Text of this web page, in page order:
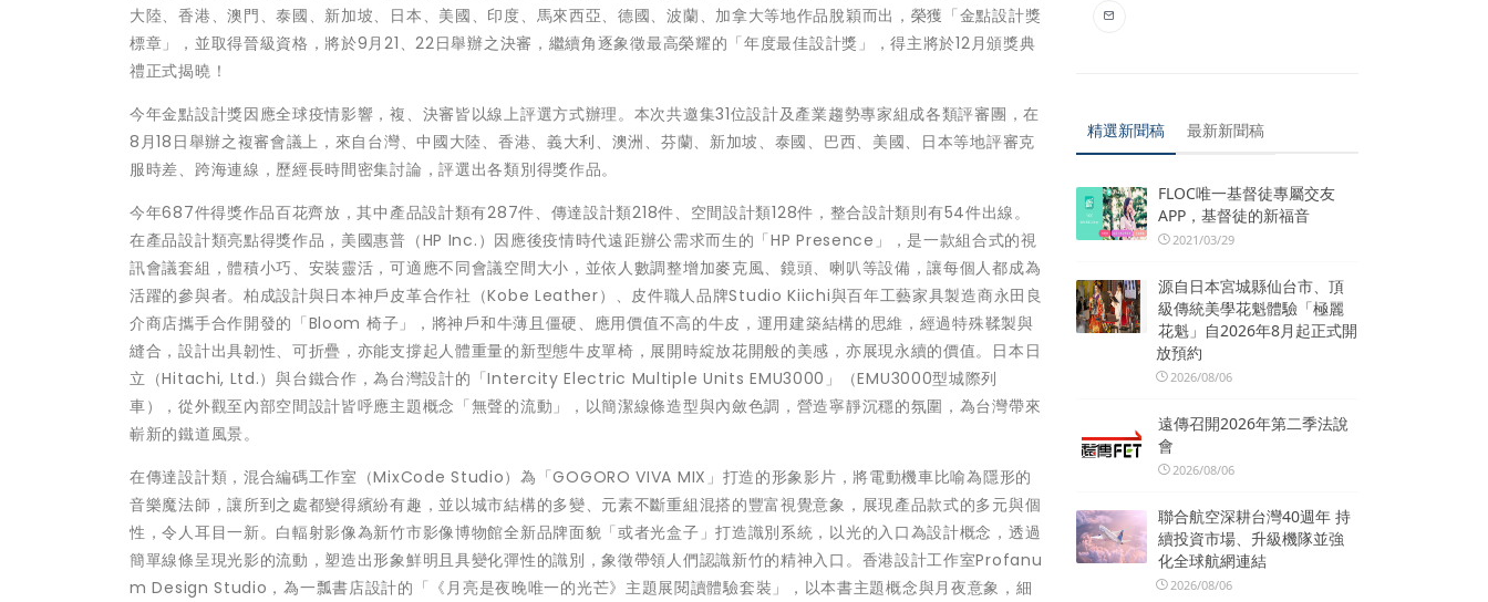
大陸、香港、澳門、泰國、新加坡、日本、美國、印度、馬來西亞、德國、波蘭、加拿大等地作品脫穎而出，榮獲「金點設計獎
標章」，並取得晉級資格，將於9月21、22日舉辦之決審，繼續角逐象徵最高榮耀的「年度最佳設計獎」，得主將於12月頒獎典
禮正式揭曉！
今年金點設計獎因應全球疫情影響，複、決審皆以線上評選方式辦理。本次共邀集31位設計及產業趨勢專家組成各類評審團，在
8月18日舉辦之複審會議上，來自台灣、中國大陸、香港、義大利、澳洲、芬蘭、新加坡、泰國、巴西、美國、日本等地評審克
服時差、跨海連線，歷經長時間密集討論，評選出各類別得獎作品。
今年687件得獎作品百花齊放，其中產品設計類有287件、傳達設計類218件、空間設計類128件，整合設計類則有54件出線。
在產品設計類亮點得獎作品，美國惠普（HP Inc.）因應後疫情時代遠距辦公需求而生的「HP Presence」，是一款組合式的視
訊會議套組，體積小巧、安裝靈活，可適應不同會議空間大小，並依人數調整增加麥克風、鏡頭、喇叭等設備，讓每個人都成為
活躍的參與者。柏成設計與日本神戶皮革合作社（Kobe Leather）、皮件職人品牌Studio Kiichi與百年工藝家具製造商永田良
介商店攜手合作開發的「Bloom 椅子」，將神戶和牛薄且僵硬、應用價值不高的牛皮，運用建築結構的思維，經過特殊鞣製與
縫合，設計出具韌性、可折疊，亦能支撐起人體重量的新型態牛皮單椅，展開時綻放花開般的美感，亦展現永續的價值。日本日
立（Hitachi, Ltd.）與台鐵合作，為台灣設計的「Intercity Electric Multiple Units EMU3000」（EMU3000型城際列
車），從外觀至內部空間設計皆呼應主題概念「無聲的流動」，以簡潔線條造型與內斂色調，營造寧靜沉穩的氛圍，為台灣帶來
嶄新的鐵道風景。
在傳達設計類，混合編碼工作室（MixCode Studio）為「GOGORO VIVA MIX」打造的形象影片，將電動機車比喻為隱形的
音樂魔法師，讓所到之處都變得繽紛有趣，並以城市結構的多變、元素不斷重組混搭的豐富視覺意象，展現產品款式的多元與個
性，令人耳目一新。白輻射影像為新竹市影像博物館全新品牌面貌「或者光盒子」打造識別系統，以光的入口為設計概念，透過
簡單線條呈現光影的流動，塑造出形象鮮明且具變化彈性的識別，象徵帶領人們認識新竹的精神入口。香港設計工作室Profanu
m Design Studio，為一瓢書店設計的「《月亮是夜晚唯一的光芒》主題展閱讀體驗套裝」，以本書主題概念與月夜意象，細
精選新聞稿 最新新聞稿
FLOC唯一基督徒專屬交友
APP，基督徒的新福音
2021/03/29
源自日本宮城縣仙台市、頂
級傳統美學花魁體驗「極麗
花魁」自2026年8月起正式開
放預約
2026/08/06
遠傳召開2026年第二季法說
會
2026/08/06
聯合航空深耕台灣40週年 持
續投資市場、升級機隊並強
化全球航網連結
2026/08/06